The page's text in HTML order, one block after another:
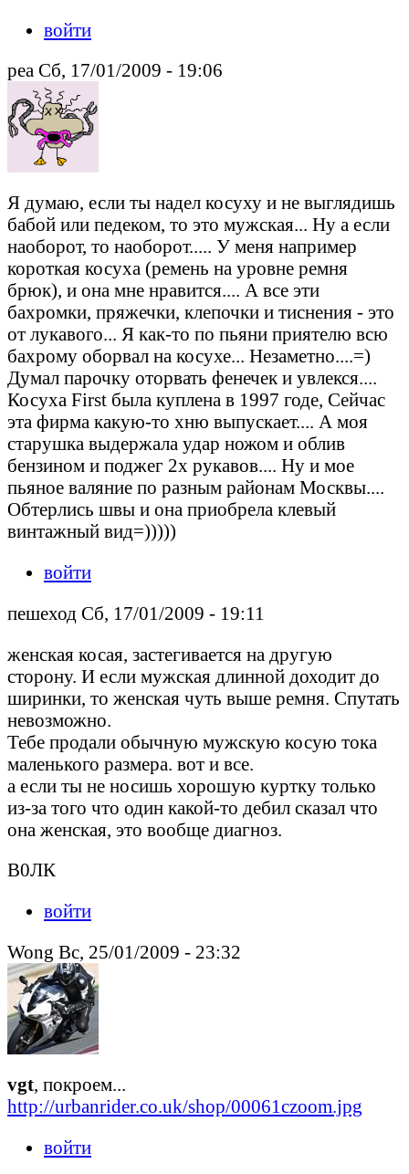
войти
pea Сб, 17/01/2009 - 19:06
Я думаю, если ты надел косуху и не выглядишь
бабой или педеком, то это мужская... Ну а если
наоборот, то наоборот..... У меня например
короткая косуха (ремень на уровне ремня
брюк), и она мне нравится.... А все эти
бахромки, пряжечки, клепочки и тиснения - это
от лукавого... Я как-то по пьяни приятелю всю
бахрому оборвал на косухе... Незаметно....=)
Думал парочку оторвать фенечек и увлекся....
Косуха First была куплена в 1997 годе, Сейчас
эта фирма какую-то хню выпускает.... А моя
старушка выдержала удар ножом и облив
бензином и поджег 2х рукавов.... Ну и мое
пьяное валяние по разным районам Москвы....
Обтерлись швы и она приобрела клевый
винтажный вид=)))))
войти
пешеход Сб, 17/01/2009 - 19:11
женская косая, застегивается на другую
сторону. И если мужская длинной доходит до
ширинки, то женская чуть выше ремня. Спутать
невозможно.
Тебе продали обычную мужскую косую тока
маленького размера. вот и все.
а если ты не носишь хорошую куртку только
из-за того что один какой-то дебил сказал что
она женская, это вообще диагноз.
В0ЛК
войти
Wong Вс, 25/01/2009 - 23:32
vgt, покроем...
http://urbanrider.co.uk/shop/00061czoom.jpg
войти